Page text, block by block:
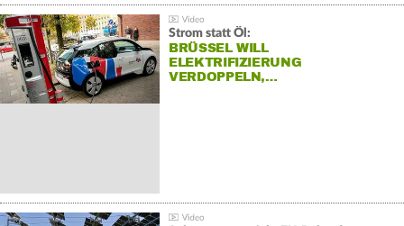
Strom statt Öl:
BRÜSSEL WILL
ELEKTRIFIZIERUNG
VERDOPPELN,…